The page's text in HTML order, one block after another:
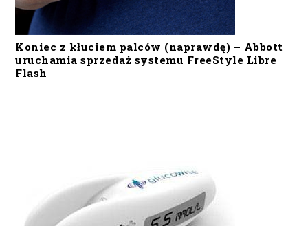
Koniec z kłuciem palców (naprawdę) – Abbott
uruchamia sprzedaż systemu FreeStyle Libre
Flash